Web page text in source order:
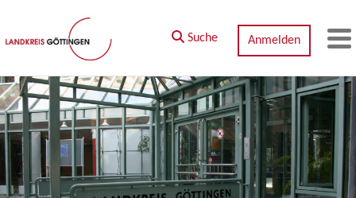
Zum Hauptinhalt springen
Suche Anmelden